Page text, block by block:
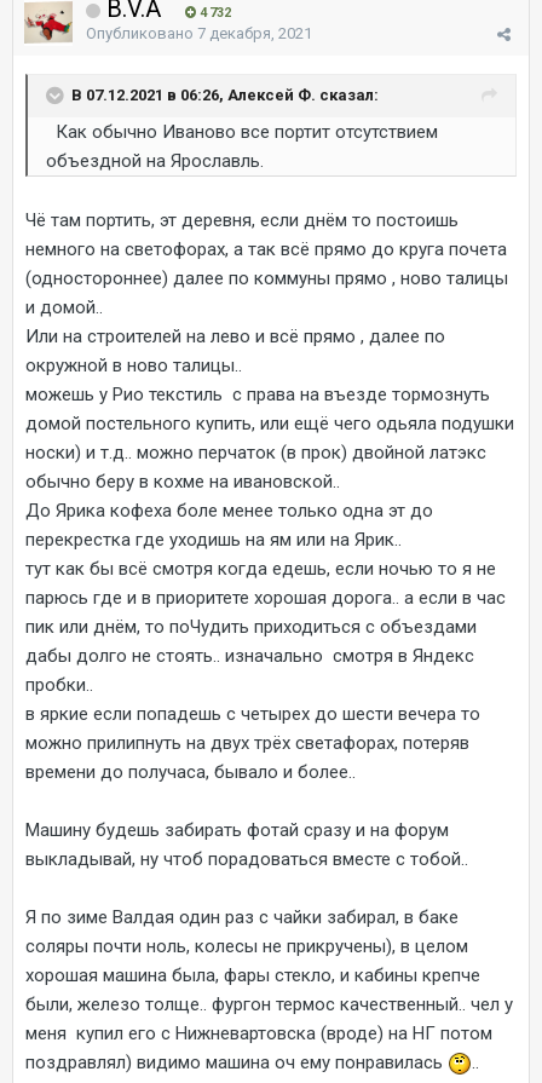
B.V.A 4 732
Опубликовано 7 декабря, 2021
В 07.12.2021 в 06:26, Алексей Ф. сказал:
Как обычно Иваново все портит отсутствием
объездной на Ярославль.
Чё там портить, эт деревня, если днём то постоишь
немного на светофорах, а так всё прямо до круга почета
(одностороннее) далее по коммуны прямо , ново талицы
и домой..
Или на строителей на лево и всё прямо , далее по
окружной в ново талицы..
можешь у Рио текстиль с права на въезде тормознуть
домой постельного купить, или ещё чего одьяла подушки
носки) и т.д.. можно перчаток (в прок) двойной латэкс
обычно беру в кохме на ивановской..
До Ярика кофеха боле менее только одна эт до
перекрестка где уходишь на ям или на Ярик..
тут как бы всё смотря когда едешь, если ночью то я не
парюсь где и в приоритете хорошая дорога.. а если в час
пик или днём, то поЧудить приходиться с объездами
дабы долго не стоять.. изначально смотря в Яндекс
пробки..
в яркие если попадешь с четырех до шести вечера то
можно прилипнуть на двух трёх светафорах, потеряв
времени до получаса, бывало и более..
Машину будешь забирать фотай сразу и на форум
выкладывай, ну чтоб порадоваться вместе с тобой..
Я по зиме Валдая один раз с чайки забирал, в баке
соляры почти ноль, колесы не прикручены), в целом
хорошая машина была, фары стекло, и кабины крепче
были, железо толще.. фургон термос качественный.. чел у
меня купил его с Нижневартовска (вроде) на НГ потом
поздравлял) видимо машина оч ему понравилась
..